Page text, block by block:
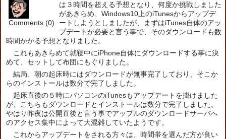
Comments (0)
は３時間を超える予想となり、何度か挑戦しました
があきらめ、Windows10上のiTunesからアップデ
ートしようとしましたが、まずはiTunes自体のアッ
プデートが必要と言う事で、そのダウンロードも数
時間かかる予想となりました。
これもあきらめて就寝中にiPhone自体にダウンロードする事に決
めて、セットして布団にもぐりました。
結局、朝の起床時にはダウンロードが無事完了しており、そこか
らのインストールは数分で完了しました。
起床直後の５時にパソコンのiTunesもアップデートを掛けました
が、こちらもダウンロードとインストールは数分で完了しました。
やはり昨夜は公開直後と言う事でアップルのダウンロードサーバへ
のアクセス集中によって大混雑していたようです。
これからアップデートをされる方々は、時間帯を選んだ方が良い